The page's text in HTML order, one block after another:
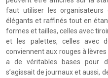
faut utiliser les
élégants et raffinés tout en
formes et tailles, celles avec
et les palettes, celles avec
conviennent aux rouges à
a de véritables bases pour
s’agissait de journaux et aussi,